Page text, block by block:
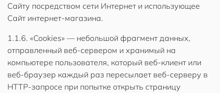
Сайту посредством сети Интернет и использующее
Сайт интернет-магазина.
1.1.6. «Cookies» — небольшой фрагмент данных,
отправленный веб-сервером и хранимый на
компьютере пользователя, который веб-клиент или
веб-браузер каждый раз пересылает веб-серверу в
HTTP-запросе при попытке открыть страницу